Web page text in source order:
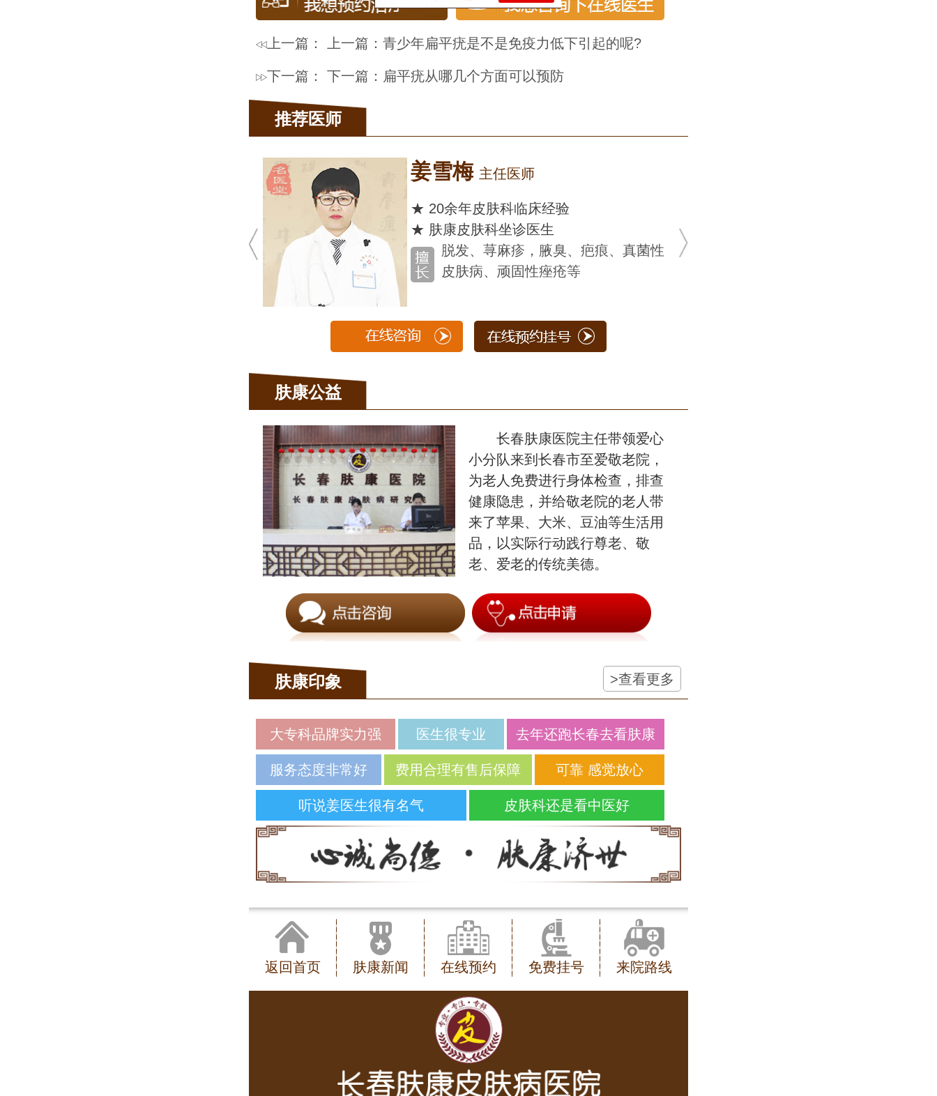
上一篇： 上一篇： 青少年扁平疣是不是免疫力低下引起的呢?
下一篇： 下一篇： 扁平疣从哪几个方面可以预防
推荐医师
姜雪梅 主任医师
★ 20余年皮肤科临床经验
★ 肤康皮肤科坐诊医生
脱发、荨麻疹，腋臭、疤痕、真菌性
皮肤病、顽固性痤疮等
肤康公益
长春肤康医院主任带领爱心
小分队来到长春市至爱敬老院，
为老人免费进行身体检查，排查
健康隐患，并给敬老院的老人带
来了苹果、大米、豆油等生活用
品，以实际行动践行尊老、敬
老、爱老的传统美德。
肤康印象 >查看更多
大专科品牌实力强 医生很专业 去年还跑长春去看肤康
服务态度非常好 费用合理有售后保障 可靠 感觉放心
听说姜医生很有名气 皮肤科还是看中医好
返回首页 肤康新闻 在线预约 免费挂号 来院路线